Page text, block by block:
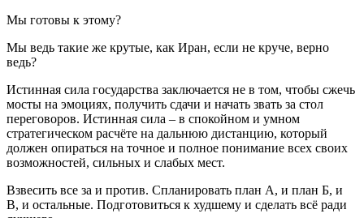
Мы готовы к этому?
Мы ведь такие же крутые, как Иран, если не круче, верно
ведь?
Истинная сила государства заключается не в том, чтобы сжечь
мосты на эмоциях, получить сдачи и начать звать за стол
переговоров. Истинная сила – в спокойном и умном
стратегическом расчёте на дальнюю дистанцию, который
должен опираться на точное и полное понимание всех своих
возможностей, сильных и слабых мест.
Взвесить все за и против. Спланировать план А, и план Б, и
В, и остальные. Подготовиться к худшему и сделать всё ради